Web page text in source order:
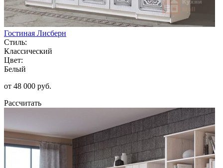
Гостиная Лисберн
Стиль:
Классический
Цвет:
Белый
от 48 000 руб.
Рассчитать